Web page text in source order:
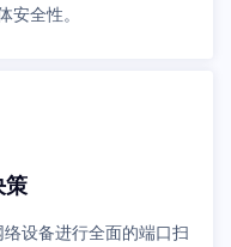
安全性。
策
设备进行全面的端口扫